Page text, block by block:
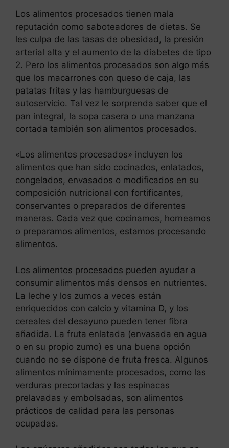
Los alimentos procesados tienen mala
reputación como saboteadores de dietas. Se
les culpa de las tasas de obesidad, la presión
arterial alta y el aumento de la diabetes de tipo
2. Pero los alimentos procesados son algo más
que los macarrones con queso de caja, las
patatas fritas y las hamburguesas de
autoservicio. Tal vez le sorprenda saber que el
pan integral, la sopa casera o una manzana
cortada también son alimentos procesados.
«Los alimentos procesados» incluyen los
alimentos que han sido cocinados, enlatados,
congelados, envasados o modificados en su
composición nutricional con fortificantes,
conservantes o preparados de diferentes
maneras. Cada vez que cocinamos, horneamos
o preparamos alimentos, estamos procesando
alimentos.
Los alimentos procesados pueden ayudar a
consumir alimentos más densos en nutrientes.
La leche y los zumos a veces están
enriquecidos con calcio y vitamina D, y los
cereales del desayuno pueden tener fibra
añadida. La fruta enlatada (envasada en agua
o en su propio zumo) es una buena opción
cuando no se dispone de fruta fresca. Algunos
alimentos mínimamente procesados, como las
verduras precortadas y las espinacas
prelavadas y embolsadas, son alimentos
prácticos de calidad para las personas
ocupadas.